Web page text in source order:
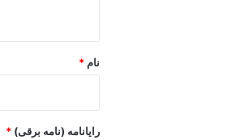
نام *
رایانامه (نامه برقی) *